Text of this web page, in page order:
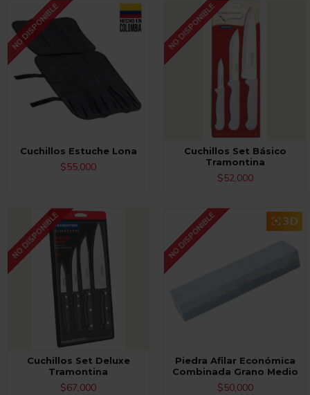
NO DISPONIBLE
Cuchillos Estuche Lona
$55,000
NO DISPONIBLE
Cuchillos Set Básico
Tramontina
$52,000
NO DISPONIBLE
Cuchillos Set Deluxe
Tramontina
$67,000
3D
NO DISPONIBLE
Piedra Afilar Económica
Combinada Grano Medio
$50,000